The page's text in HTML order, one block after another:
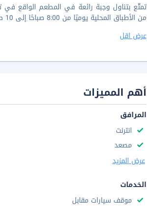
تمتّع بتناول وجبة رائعة في المطعم الواقع في
من الأطباق المحلية يوميًا من 8:00 صباحًا إلى 10 صباحاً مقابل رسم إضافي.
عرض اقل
أهم المميزات
المرافق
انترنت
مصعد
عرض المزيد
الخدمات
موقف سيارات مقابل